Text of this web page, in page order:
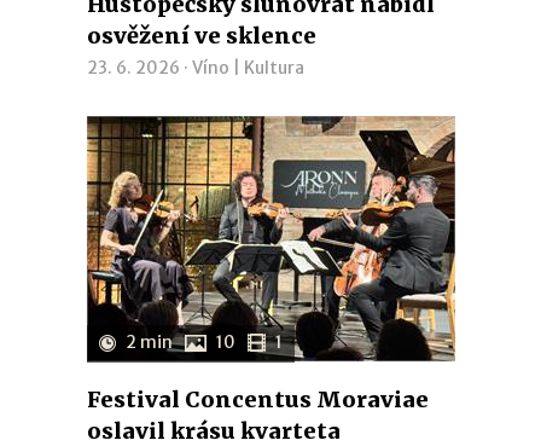
osvěžení ve sklence
23. 6. 2026 · Víno Kultura
2 min 10 1
Festival Concentus Moraviae
oslavil krásu kvarteta